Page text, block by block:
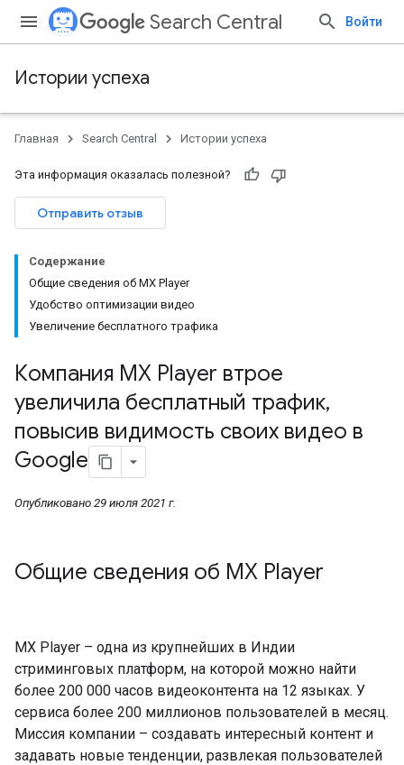
Search Central Войти
Истории успеха
Главная Search Central Истории успеха
Эта информация оказалась полезной?
Отправить отзыв
Содержание
Общие сведения об MX Player
Удобство оптимизации видео
Увеличение бесплатного трафика
Компания MX Player втрое
увеличила бесплатный трафик,
повысив видимость своих видео в
Google
Опубликовано 29 июля 2021 г.
Общие сведения об MX Player
MX Player – одна из крупнейших в Индии
стриминговых платформ, на которой можно найти
более 200 000 часов видеоконтента на 12 языках. У
сервиса более 200 миллионов пользователей в месяц.
Миссия компании – создавать интересный контент и
задавать новые тенденции, развлекая пользователей